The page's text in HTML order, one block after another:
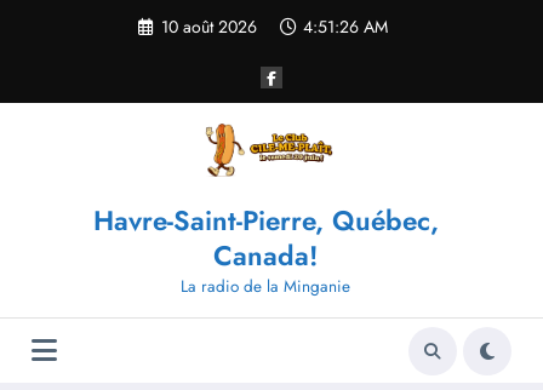
10 août 2026 4:51:26 AM
Havre-Saint-Pierre, Québec,
Canada!
La radio de la Minganie